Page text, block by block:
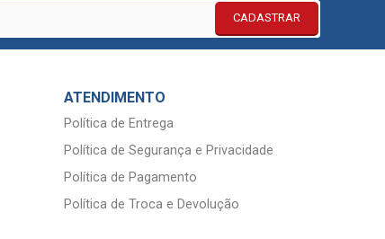
CADASTRAR
ATENDIMENTO
Política de Entrega
Política de Segurança e Privacidade
Política de Pagamento
Política de Troca e Devolução